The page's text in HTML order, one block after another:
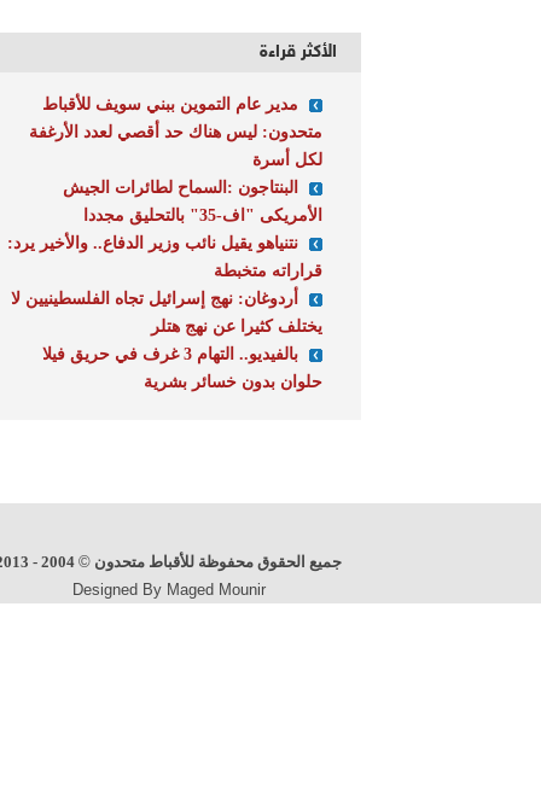
الأكثر قراءة
مدير عام التموين ببني سويف للأقباط
متحدون: ليس هناك حد أقصي لعدد الأرغفة
لكل أسرة
البنتاجون :السماح لطائرات الجيش
الأمريكى "اف-35" بالتحليق مجددا
نتنياهو يقيل نائب وزير الدفاع.. والأخير يرد:
قراراته متخبطة
أردوغان: نهج إسرائيل تجاه الفلسطينيين لا
يختلف كثيرا عن نهج هتلر
بالفيديو.. التهام 3 غرف في حريق فيلا
حلوان بدون خسائر بشرية
جميع الحقوق محفوظة للأقباط متحدون©
2004 - 2013
Designed By Maged Mounir